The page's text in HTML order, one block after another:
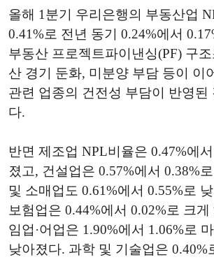
올해 1분기 우리은행의 부동산업
0.41%로 전년 동기 0.24%에서
부동산 프로젝트파이낸싱(PF) 구
산 경기 둔화, 미분양 부담 등이 이
관련 업종의 건전성 부담이 반영된
다.
반면 제조업 NPL비율은 0.47%에
졌고, 건설업은 0.57%에서 0.38%
및 소매업도 0.61%에서 0.55%로
보험업은 0.44%에서 0.02%로 크게
임업·어업은 1.90%에서 1.06%로
낮아졌다. 과학 및 기술업은 0.40%